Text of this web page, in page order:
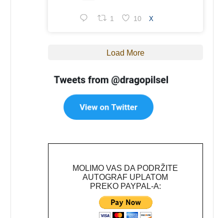
1 10 X
Load More
MOLIMO VAS DA PODRŽITE
AUTOGRAF UPLATOM
PREKO PAYPAL-A: